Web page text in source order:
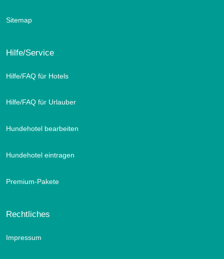
Sitemap
Hilfe/Service
Hilfe/FAQ für Hotels
Hilfe/FAQ für Urlauber
Hundehotel bearbeiten
Hundehotel eintragen
Premium-Pakete
Rechtliches
Impressum